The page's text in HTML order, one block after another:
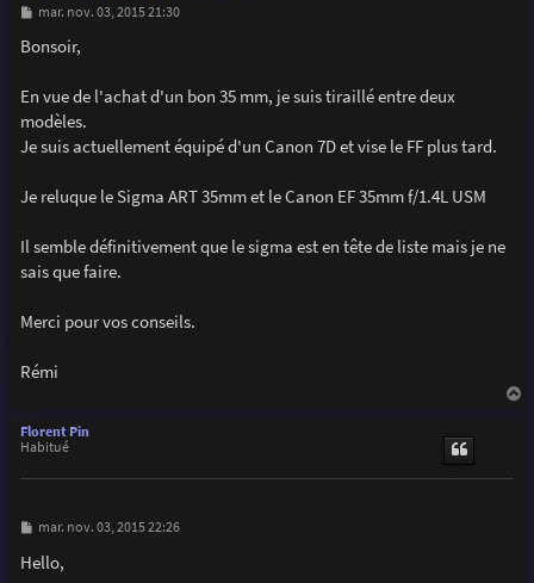
M
s
s
e
mar. nov. 03, 2015 21:30
Bonsoir,
En vue de l'achat d'un bon 35 mm, je suis tiraillé entre deux
modèles.
Je suis actuellement équipé d'un Canon 7D et vise le FF plus tard.
Je reluque le Sigma ART 35mm et le Canon EF 35mm f/1.4L USM
Il semble définitivement que le sigma est en tête de liste mais je ne
sais que faire.
Merci pour vos conseils.
Rémi
Florent Pin
Habitué
M
s
s
mar. nov. 03, 2015 22:26
Hello,